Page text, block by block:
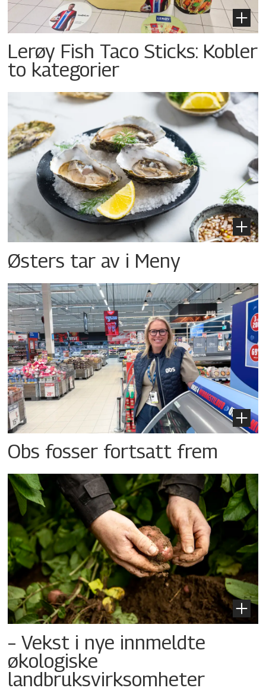
Lerøy Fish Taco Sticks: Kobler
to kategorier
Østers tar av i Meny
Obs fosser fortsatt frem
– Vekst i nye innmeldte
økologiske
landbruksvirksomheter